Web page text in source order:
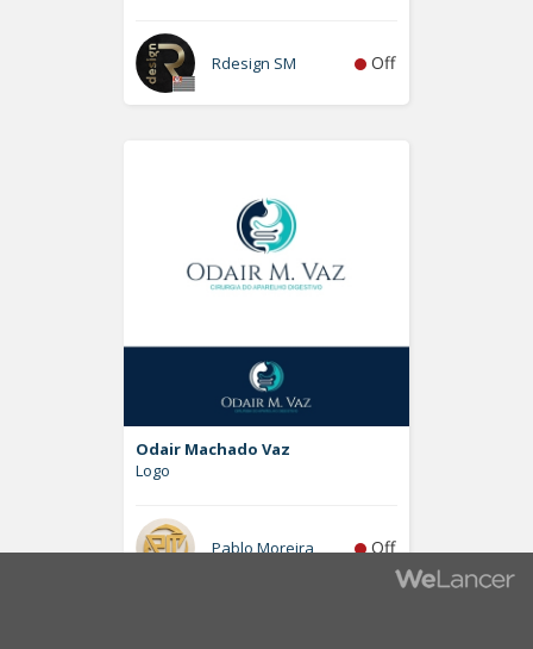
Rdesign SM Off
Odair Machado Vaz
Logo
Pablo Moreira Off